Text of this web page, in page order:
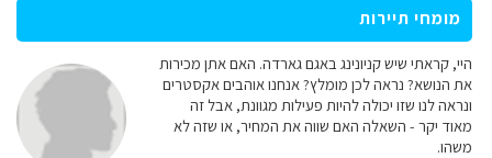
מומחי תיירות
היי, קראתי שיש קניונינג באגם גארדה. האם אתן מכירות
את הנושא? נראה לכן מומלץ? אנחנו אוהבים אקסטרים
ונראה לנו שזו יכולה להיות פעילות מגוונת, אבל זה
מאוד יקר - השאלה האם שווה את המחיר, או שזה לא
משהו.